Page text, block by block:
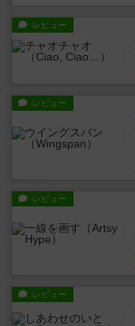
レビュー
レビュー
レビュー
レビュー